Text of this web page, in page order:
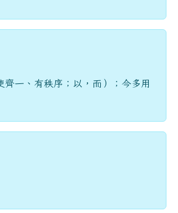
一、有秩序；以，而）；今多用